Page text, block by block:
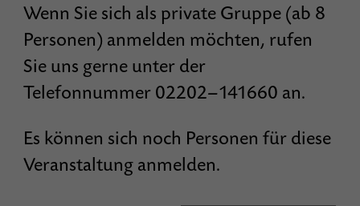
Wenn Sie sich als private Gruppe (ab 8
Personen) anmelden möchten, rufen
Sie uns gerne unter der
Telefonnummer 02202–141660 an.
Es können sich noch Personen für diese
Veranstaltung anmelden.